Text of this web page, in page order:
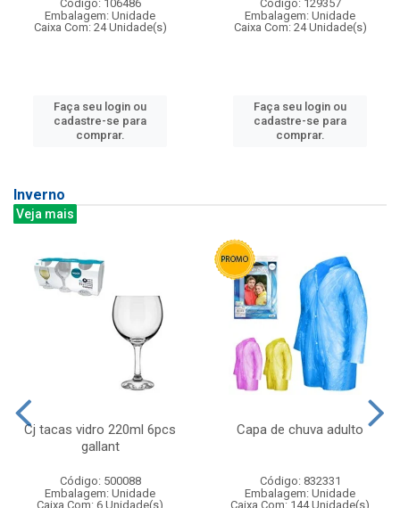
Código: 106486
Embalagem: Unidade
Caixa Com: 24 Unidade(s)
Faça seu login ou
cadastre-se para
comprar.
Código: 129357
Embalagem: Unidade
Caixa Com: 24 Unidade(s)
Faça seu login ou
cadastre-se para
comprar.
Inverno
Veja mais
Cj tacas vidro 220ml 6pcs
gallant
Código: 500088
Embalagem: Unidade
Caixa Com: 6 Unidade(s)
Capa de chuva adulto
Código: 832331
Embalagem: Unidade
Caixa Com: 144 Unidade(s)